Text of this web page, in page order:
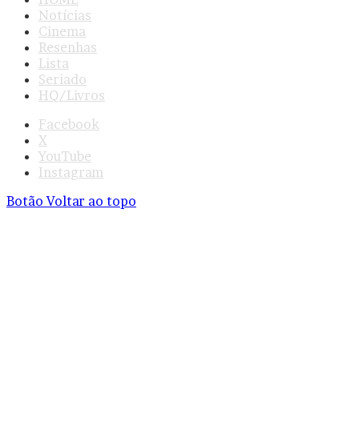
Notícias
Cinema
Resenhas
Lista
Seriado
HQ/Livros
Facebook
X
YouTube
Instagram
Botão Voltar ao topo